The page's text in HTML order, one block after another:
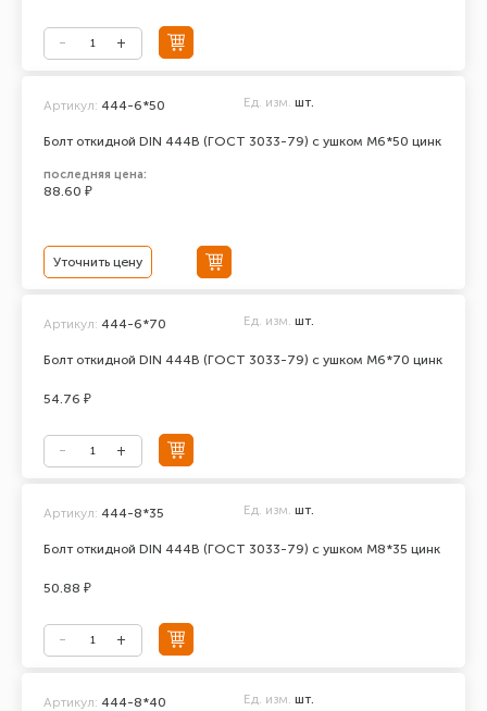
Болт откидной DIN 444В (ГОСТ 3033-79) с ушком М6*50 цинк
Артикул: 444-6*50 Ед. изм. шт.
последняя цена:
88.60 ₽
Уточнить цену
Болт откидной DIN 444В (ГОСТ 3033-79) с ушком М6*70 цинк
Артикул: 444-6*70 Ед. изм. шт.
54.76 ₽
Болт откидной DIN 444В (ГОСТ 3033-79) с ушком М8*35 цинк
Артикул: 444-8*35 Ед. изм. шт.
50.88 ₽
Артикул: 444-8*40 Ед. изм. шт.